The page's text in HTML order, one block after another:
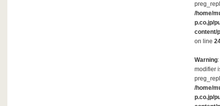
/home/
p.co.jp/
content/
on line
Warning
modifier
/home/
p.co.jp/